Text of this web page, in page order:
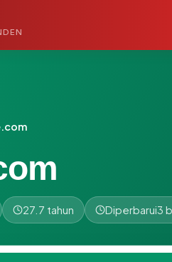
27.7 tahun Diperbarui3